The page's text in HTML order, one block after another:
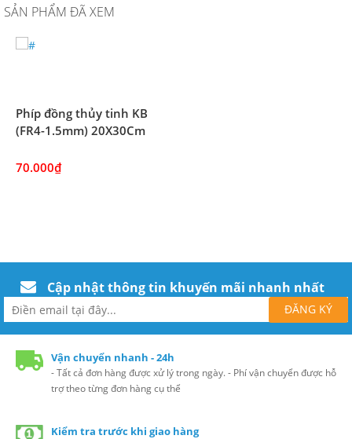
SẢN PHẨM ĐÃ XEM
Phíp đồng thủy tinh KB
(FR4-1.5mm) 20X30Cm
70.000₫
Cập nhật thông tin khuyến mãi nhanh nhất
Vận chuyển nhanh - 24h
- Tất cả đơn hàng được xử lý trong ngày. - Phí vận chuyển được hỗ
trợ theo từng đơn hàng cụ thể
Kiểm tra trước khi giao hàng